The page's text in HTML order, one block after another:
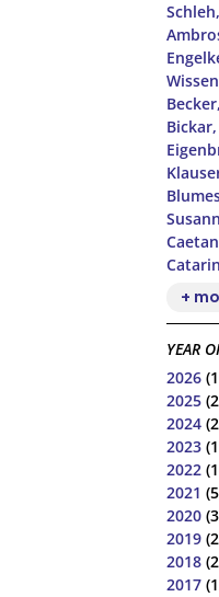
+
YEAR
2026
2025
2024
2023
2022
2021
2020
2019
2018
2017